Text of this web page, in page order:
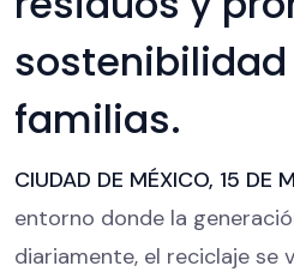
sostenibilidad
familias.
CIUDAD DE MÉXICO, 15 DE
entorno donde la
diariamente, el reciclaje se